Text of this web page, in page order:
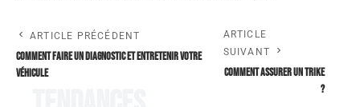
ARTICLE PRÉCÉDENT
Comment faire un diagnostic et entretenir votre
véhicule
ARTICLE
SUIVANT
Comment assurer un trike
?